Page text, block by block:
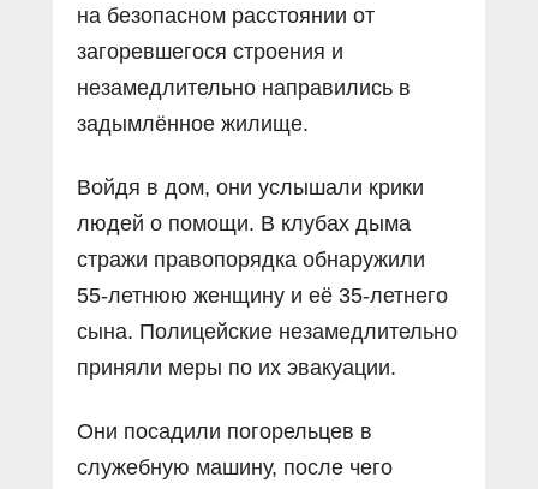
на безопасном расстоянии от
загоревшегося строения и
незамедлительно направились в
задымлённое жилище.
Войдя в дом, они услышали крики
людей о помощи. В клубах дыма
стражи правопорядка обнаружили
55-летнюю женщину и её 35-летнего
сына. Полицейские незамедлительно
приняли меры по их эвакуации.
Они посадили погорельцев в
служебную машину, после чего